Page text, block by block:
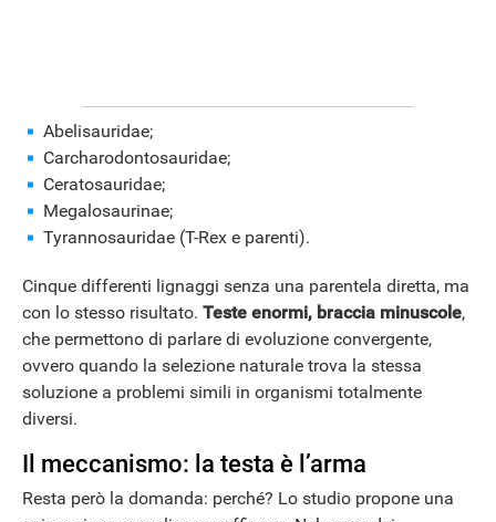
ANDROID
Abelisauridae;
Carcharodontosauridae;
Ceratosauridae;
Megalosaurinae;
Tyrannosauridae (T-Rex e parenti).
Cinque differenti lignaggi senza una parentela diretta, ma
con lo stesso risultato. Teste enormi, braccia minuscole,
che permettono di parlare di evoluzione convergente,
ovvero quando la selezione naturale trova la stessa
soluzione a problemi simili in organismi totalmente
diversi.
Il meccanismo: la testa è l’arma
Resta però la domanda: perché? Lo studio propone una